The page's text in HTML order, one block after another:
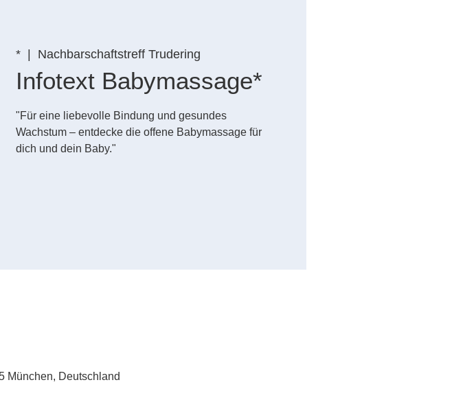
*
  |
Nachbarschaftstreff Trudering
Infotext Babymassage*
"Für eine liebevolle Bindung und gesundes
Wachstum – entdecke die offene Babymassage für
dich und dein Baby."
München, Deutschland